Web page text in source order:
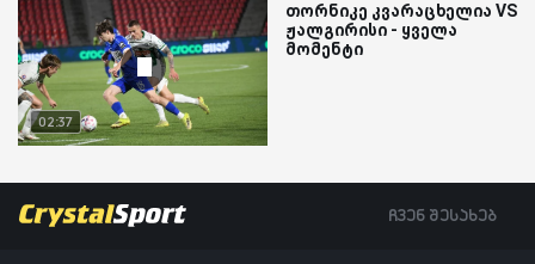
02:37
თორნიკე კვარაცხელია VS
ჟალგირისი - ყველა
მომენტი
ჩვენ შესახებ